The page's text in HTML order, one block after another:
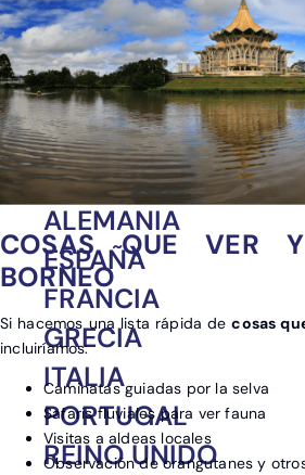
Europa África
Asia
ALEMANIA
ESPAÑA
FRANCIA
GRECIA
ITALIA
PORTUGAL
REINO UNIDO
COSAS QUE VER
BORNEO
Si hacemos una lista rápida decosas
incluiríamos:
Caminatas guiadas por la selva
Safaris fluviales para ver fauna
Visitas a aldeas locales
Observación de orangutanes y